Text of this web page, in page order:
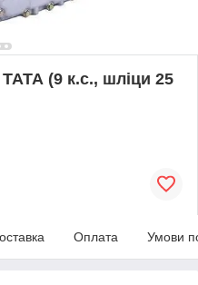
(9 к.с., шліци 25
Оплата Умови